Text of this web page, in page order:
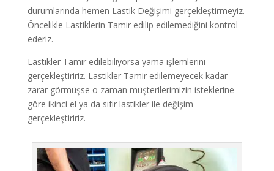
durumlarında hemen Lastik Değişimi gerçekleştirmeyiz.
Öncelikle Lastiklerin Tamir edilip edilemediğini kontrol
ederiz.
Lastikler Tamir edilebiliyorsa yama işlemlerini
gerçekleştiririz. Lastikler Tamir edilemeyecek kadar
zarar görmüşse o zaman müşterilerimizin isteklerine
göre ikinci el ya da sıfır lastikler ile değişim
gerçekleştiririz.